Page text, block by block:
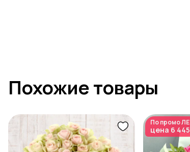
Похожие товары
По промо
цена 6